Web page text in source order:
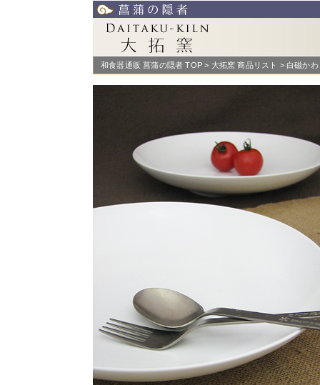
和食器通販 菖蒲の隠者 TOP > 大拓窯 商品リスト > 白磁か